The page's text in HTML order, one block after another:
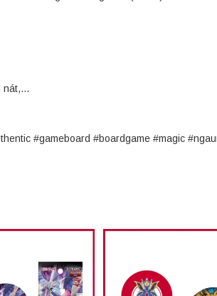
nát,...
#gameboard #boardgame #magic